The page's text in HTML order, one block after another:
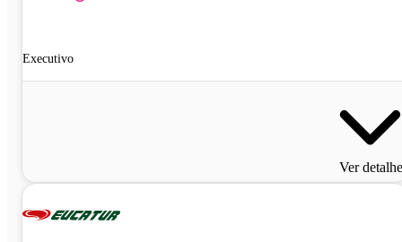
Executivo
Ver